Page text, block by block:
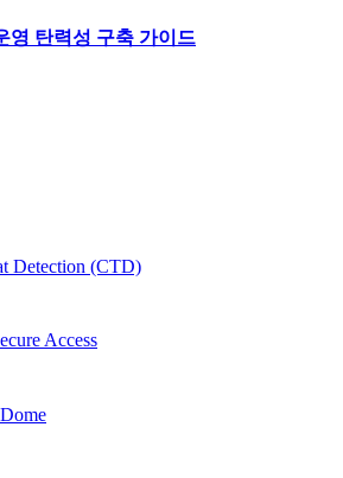
영 탄력성 구축 가이드
Detection (CTD)
Access